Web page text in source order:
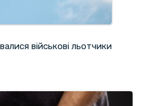
військові льотчики